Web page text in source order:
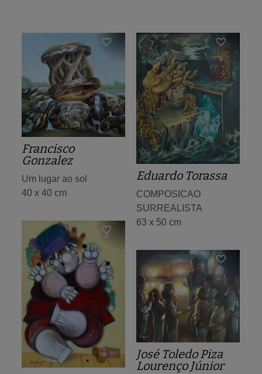
Francisco
Gonzalez
Um lugar ao sol
40 x 40 cm
Eduardo Torassa
COMPOSICAO
SURREALISTA
63 x 50 cm
José Toledo Piza
Lourenço Júnior